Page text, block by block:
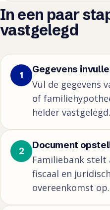
In een paar
vastgelegd
1
Gegevens
Vul de gegevens
of
helder vastgelegd.
2
Document
Familiebank
fiscaal en
overeenkomst op.